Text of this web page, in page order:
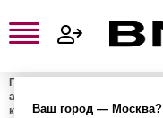
Ваш город — Москва?
Главная
аксессуары
кепки
Бейсболка